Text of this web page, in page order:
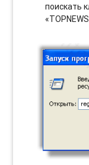
поискать